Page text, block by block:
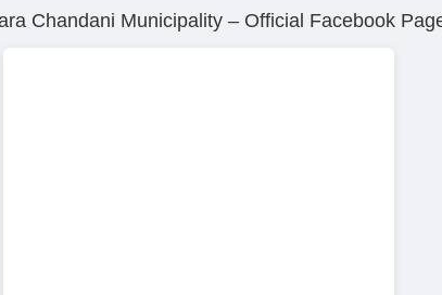
Chandani Municipality – Official Facebook